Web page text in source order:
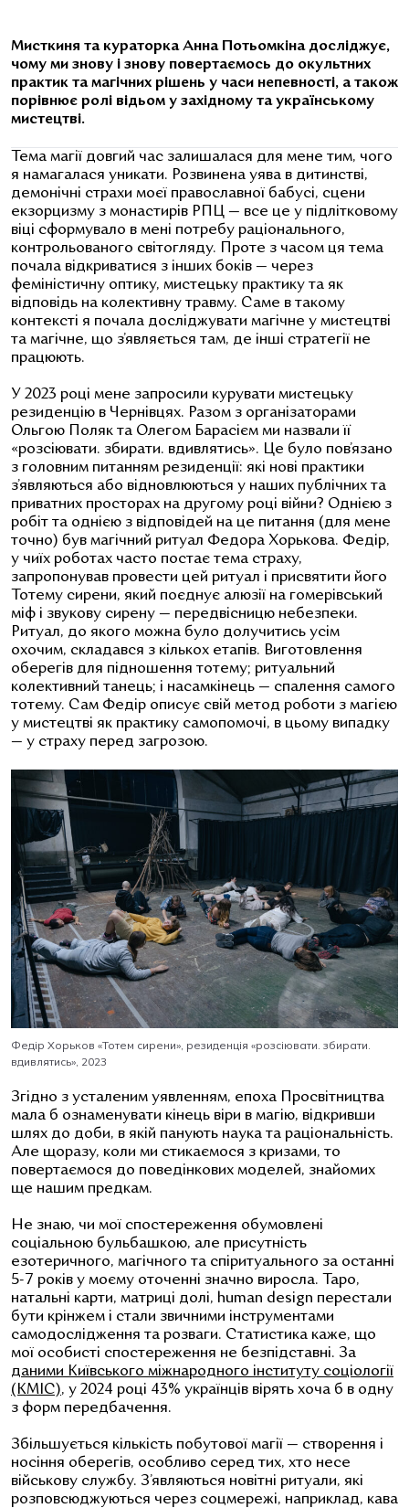
Мисткиня та кураторка Анна Потьомкіна досліджує,
чому ми знову і знову повертаємось до окультних
практик та магічних рішень у часи непевності, а також
порівнює ролі відьом у західному та українському
мистецтві.
Тема магії довгий час залишалася для мене тим, чого
я намагалася уникати. Розвинена уява в дитинстві,
демонічні страхи моєї православної бабусі, сцени
екзорцизму з монастирів РПЦ — все це у підлітковому
віці сформувало в мені потребу раціонального,
контрольованого світогляду. Проте з часом ця тема
почала відкриватися з інших боків — через
феміністичну оптику, мистецьку практику та як
відповідь на колективну травму. Саме в такому
контексті я почала досліджувати магічне у мистецтві
та магічне, що з’являється там, де інші стратегії не
працюють.
У 2023 році мене запросили курувати мистецьку
резиденцію в Чернівцях. Разом з організаторами
Ольгою Поляк та Олегом Барасієм ми назвали її
«розсіювати. збирати. вдивлятись». Це було пов’язано
з головним питанням резиденції: які нові практики
з’являються або відновлюються у наших публічних та
приватних просторах на другому році війни? Однією з
робіт та однією з відповідей на це питання (для мене
точно) був магічний ритуал Федора Хорькова. Федір,
у чиїх роботах часто постає тема страху,
запропонував провести цей ритуал і присвятити його
Тотему сирени, який поєднує алюзії на гомерівський
міф і звукову сирену — передвісницю небезпеки.
Ритуал, до якого можна було долучитись усім
охочим, складався з кількох етапів. Виготовлення
оберегів для підношення тотему; ритуальний
колективний танець; і насамкінець — спалення самого
тотему. Сам Федір описує свій метод роботи з магією
у мистецтві як практику самопомочі, в цьому випадку
— у страху перед загрозою.
Федір Хорьков «Тотем сирени» , резиденція «розсіювати. збирати.
вдивлятись», 2023
Згідно з усталеним уявленням, епоха Просвітництва
мала б ознаменувати кінець віри в магію, відкривши
шлях до доби, в якій панують наука та раціональність.
Але щоразу, коли ми стикаємося з кризами, то
повертаємося до поведінкових моделей, знайомих
ще нашим предкам.
Не знаю, чи мої спостереження обумовлені
соціальною бульбашкою, але присутність
езотеричного, магічного та спіритуального за останні
5-7 років у моєму оточенні значно виросла. Таро,
натальні карти, матриці долі, human design перестали
бути крінжем і стали звичними інструментами
самодослідження та розваги. Статистика каже, що
мої особисті спостереження не безпідставні. За
даними Київського міжнародного інституту соціології
(КМІС), у 2024 році 43% українців вірять хоча б в одну
з форм передбачення.
Збільшується кількість побутової магії — створення і
носіння оберегів, особливо серед тих, хто несе
військову службу. З’являються новітні ритуали, які
розповсюджуються через соцмережі, наприклад, кава